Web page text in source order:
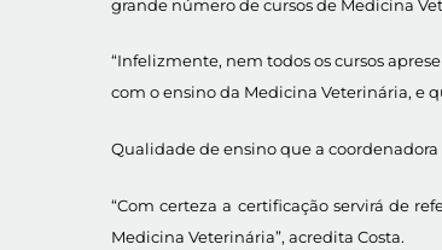
grande número de cursos de Medicina
“Infelizmente, nem todos os cursos
com o ensino da Medicina Veterinária, e
Qualidade de ensino que a
“Com certeza a certificação servirá de
Medicina Veterinária”, acredita Costa.